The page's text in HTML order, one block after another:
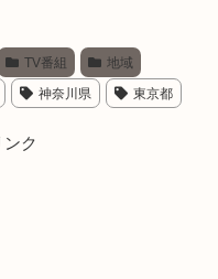
TV番組 地域
神奈川県 東京都
ク